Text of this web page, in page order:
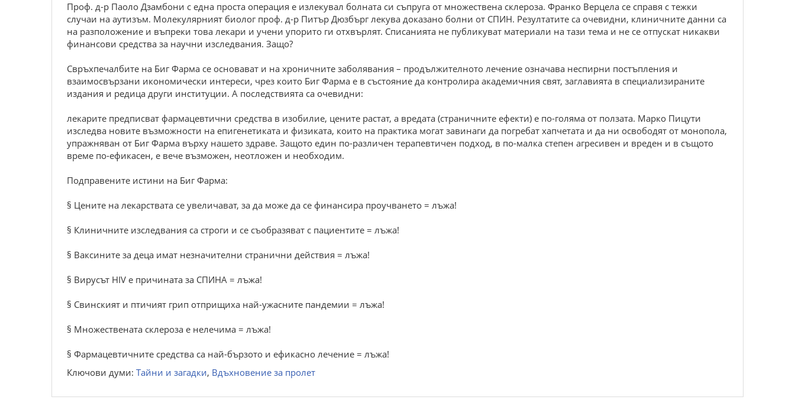
Проф. д-р Паоло Дзамбони с една проста операция е излекувал болната си съпруга от множествена склероза. Франко Верцела се справя с тежки
случаи на аутизъм. Молекулярният биолог проф. д-р Питър Дюзбърг лекува доказано болни от СПИН. Резултатите са очевидни, клиничните данни са
на разположение и въпреки това лекари и учени упорито ги отхвърлят. Списанията не публикуват материали на тази тема и не се отпускат никакви
финансови средства за научни изследвания. Защо?
Свръхпечалбите на Биг Фарма се основават и на хроничните заболявания – продължителното лечение означава неспирни постъпления и
взаимосвързани икономически интереси, чрез които Биг Фарма е в състояние да контролира академичния свят, заглавията в специализираните
издания и редица други институции. А последствията са очевидни:
лекарите предписват фармацевтични средства в изобилие, цените растат, а вредата (страничните ефекти) е по-голяма от ползата. Марко Пицути
изследва новите възможности на епигенетиката и физиката, които на практика могат завинаги да погребат хапчетата и да ни освободят от монопола,
упражняван от Биг Фарма върху нашето здраве. Защото един по-различен терапевтичен подход, в по-малка степен агресивен и вреден и в същото
време по-ефикасен, е вече възможен, неотложен и необходим.
Подправените истини на Биг Фарма:
§ Цените на лекарствата се увеличават, за да може да се финансира проучването = лъжа!
§ Клиничните изследвания са строги и се съобразяват с пациентите = лъжа!
§ Ваксините за деца имат незначителни странични действия = лъжа!
§ Вирусът HIV е причината за СПИНА = лъжа!
§ Свинският и птичият грип отприщиха най-ужасните пандемии = лъжа!
§ Множествената склероза е нелечима = лъжа!
§ Фармацевтичните средства са най-бързото и ефикасно лечение = лъжа!
Ключови думи: Тайни и загадки, Вдъхновение за пролет